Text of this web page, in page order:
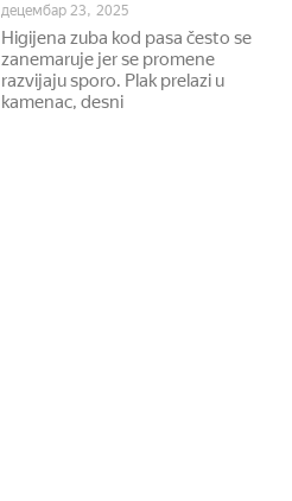
децембар 23, 2025
Higijena zuba kod pasa često se
zanemaruje jer se promene
razvijaju sporo. Plak prelazi u
kamenac, desni